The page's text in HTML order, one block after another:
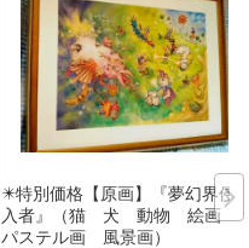
✴️特別価格【原画】『夢幻界侵
入者』（猫 犬 動物 絵画
パステル画 風景画）